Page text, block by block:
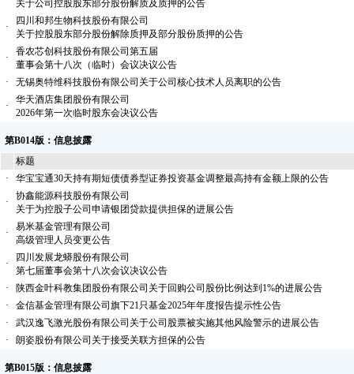
关于公司控股股东部分股份解质及质押的公告
·
四川和邦生物科技股份有限公司
关于控股股东部分股份解除质押及部分股份质押的公告
·
香农芯创科技股份有限公司第五届
董事会第十八次（临时）会议决议公告
·
无锡奥特维科技股份有限公司关于公司核心技术人员离职的公告
·
华天酒店集团股份有限公司
2026年第一次临时股东会决议公告
第B014版：信息披露
标题
·
华宝宝通30天持有期短债债券型证券投资基金调整最高持有金额上限的公告
·
协鑫能源科技股份有限公司
关于为控股子公司申请银团贷款提供担保的进展公告
·
易米基金管理有限公司
高级管理人员变更公告
·
四川发展龙蟒股份有限公司
第七届董事会第十八次会议决议公告
·
陕西金叶科教集团股份有限公司关于回购公司股份比例达到1%的进展公告
·
金信基金管理有限公司旗下21只基金2025年年度报告提示性公告
·
武汉逸飞激光股份有限公司关于公司股票被实施其他风险警示的进展公告
·
朗姿股份有限公司关于接受关联方担保的公告
第B015版：信息披露